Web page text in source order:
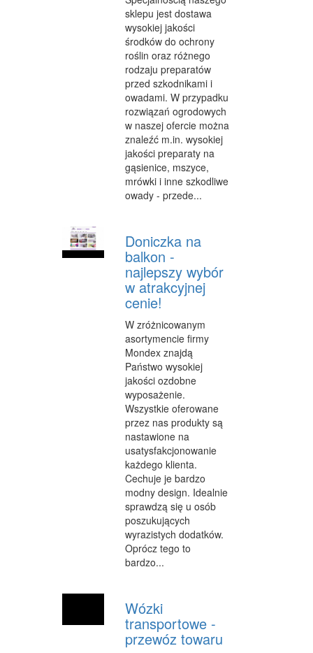
INFORMATYCZNE
RESTAURACJE, CATERING
FOTOGRAFIA
ADWOKACI, PORADY PRAWNE
WETERYNARYJNE, HODOWLA ZWIERZĄT
SPRZĄTANIE, PORZĄDKOWANIE
SERWIS
OPIEKA
ZWIEDZANIE
HOTELE I NOCLEGI
PODRÓŻE
WYPOCZYNEK
URODA
DIETETYKA, ODCHUDZANIE
KOSMETYKI
LECZENIE
SALONY KOSMETYCZNE
SPRZĘT MEDYCZNY
SOFTWARE
OPROGRAMOWANIE
KONTAKT
sklepu jest dostawa
wysokiej jakości
środków do ochrony
roślin oraz różnego
rodzaju preparatów
przed szkodnikami i
owadami. W przypadku
rozwiązań ogrodowych
w naszej ofercie można
znaleźć m.in. wysokiej
jakości preparaty na
gąsienice, mszyce,
mrówki i inne szkodliwe
owady - przede...
Doniczka na
balkon -
najlepszy wybór
w atrakcyjnej
cenie!
W zróżnicowanym
asortymencie firmy
Mondex znajdą
Państwo wysokiej
jakości ozdobne
wyposażenie.
Wszystkie oferowane
przez nas produkty są
nastawione na
usatysfakcjonowanie
każdego klienta.
Cechuje je bardzo
modny design. Idealnie
sprawdzą się u osób
poszukujących
wyrazistych dodatków.
Oprócz tego to
bardzo...
Wózki
transportowe -
przewóz towaru